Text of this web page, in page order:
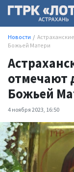
Новости
Божьей Матери
отмечают
Божьей
4 ноября 2023, 16:50